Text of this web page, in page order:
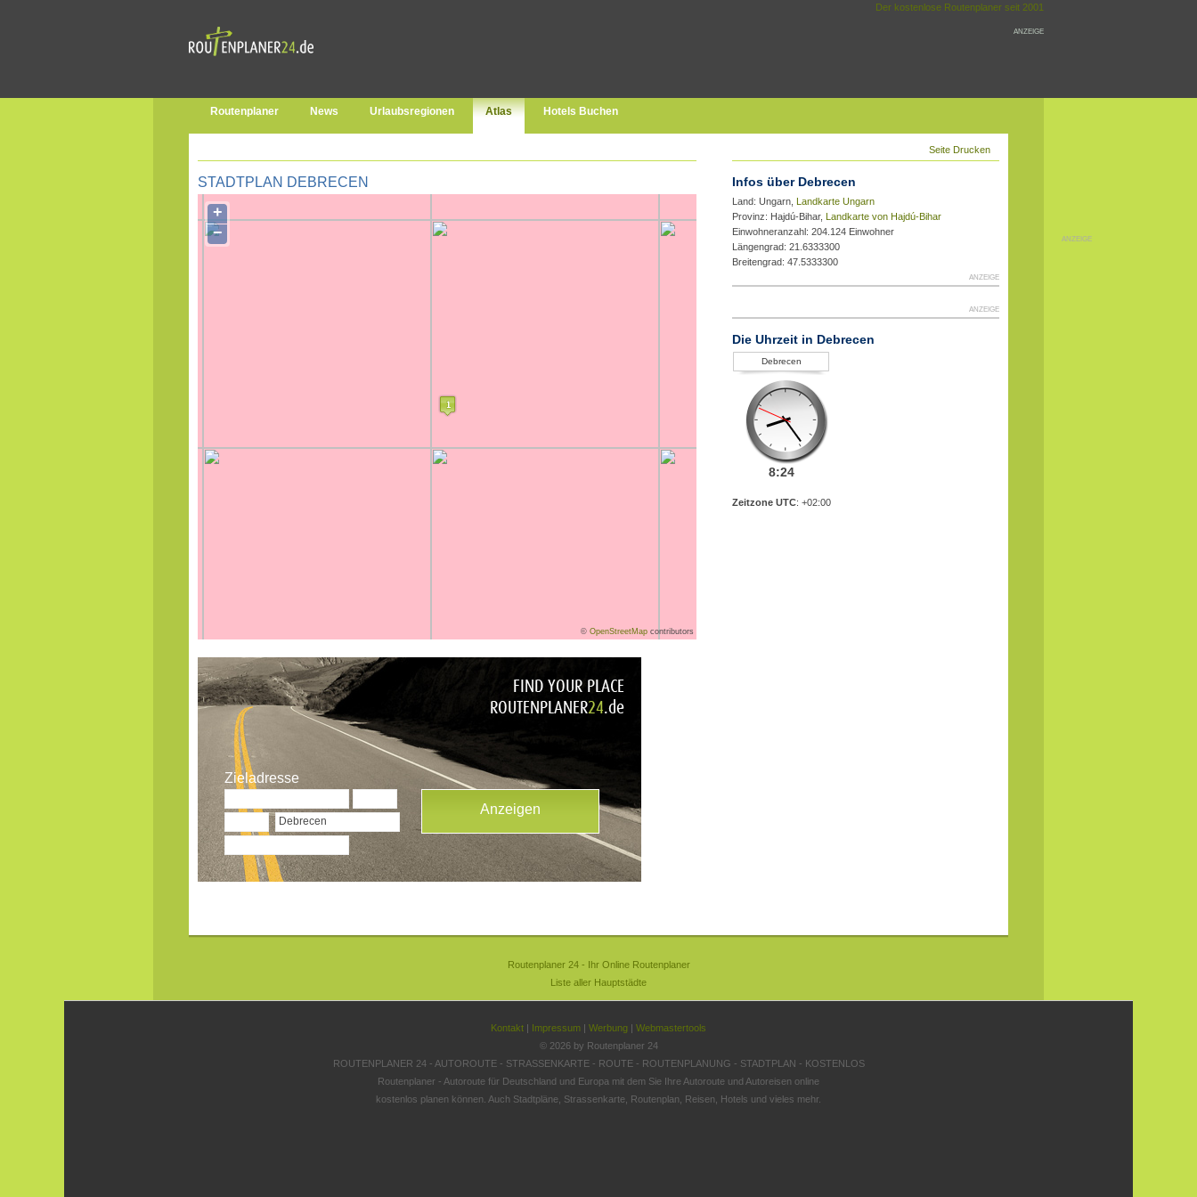
Der kostenlose Routenplaner seit 2001
ANZEIGE
ANZEIGE
Routenplaner News Urlaubsregionen Atlas Hotels Buchen
Seite Drucken
STADTPLAN DEBRECEN
+
−
© OpenStreetMap contributors
Zieladresse
Infos über Debrecen
Land: Ungarn, Landkarte Ungarn
Provinz: Hajdú-Bihar, Landkarte von Hajdú-Bihar
Einwohneranzahl: 204.124 Einwohner
Längengrad: 21.6333300
Breitengrad: 47.5333300
ANZEIGE
ANZEIGE
Die Uhrzeit in Debrecen
Debrecen
8:24
Zeitzone UTC: +02:00
Routenplaner 24 - Ihr Online Routenplaner
Liste aller Hauptstädte
Kontakt | Impressum | Werbung | Webmastertools
© 2026 by Routenplaner 24
ROUTENPLANER 24 - AUTOROUTE - STRASSENKARTE - ROUTE - ROUTENPLANUNG - STADTPLAN - KOSTENLOS
Routenplaner - Autoroute für Deutschland und Europa mit dem Sie Ihre Autoroute und Autoreisen online
kostenlos planen können. Auch Stadtpläne, Strassenkarte, Routenplan, Reisen, Hotels und vieles mehr.